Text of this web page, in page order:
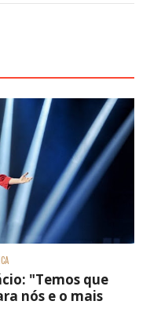
"Temos que
nós e o mais